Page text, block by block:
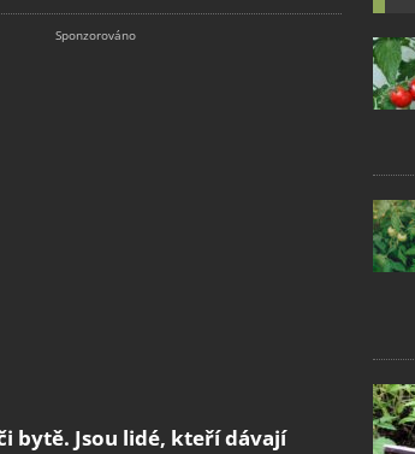
bytě. Jsou lidé, kteří dávají